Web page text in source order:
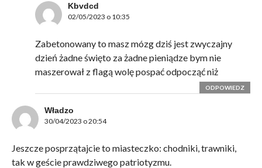
Kbvdcd
02/05/2023 o 10:35
Zabetonowany to masz mózg dziś jest zwyczajny
dzień żadne święto za żadne pieniądze bym nie
maszerował z flagą wolę pospać odpocząć niż
ODPOWIEDZ
Władzo
30/04/2023 o 20:54
Jeszcze posprzątajcie to miasteczko: chodniki, trawniki,
tak w geście prawdziwego patriotyzmu.